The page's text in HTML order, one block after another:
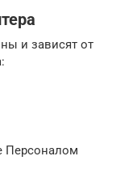
и зависят от
Персоналом